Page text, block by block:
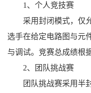
1 、个人竞技赛
采用封闭模式，仅
选手在给定电路图与元
与调试。竞赛总成绩根
2、团队挑战赛
团队挑战赛采用半